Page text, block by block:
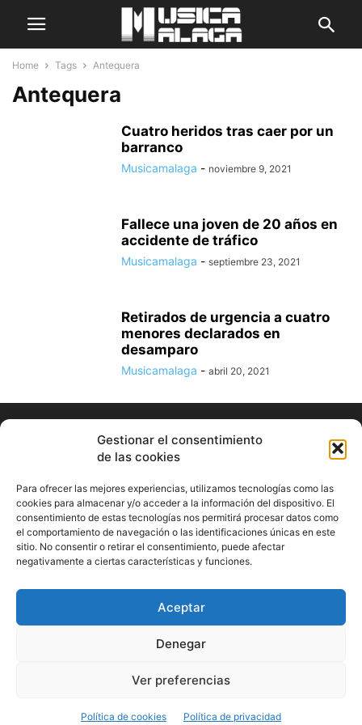
Gestionar el consentimiento
de las cookies
Para ofrecer las mejores experiencias, utilizamos tecnologías como las
cookies para almacenar y/o acceder a la información del dispositivo. El
consentimiento de estas tecnologías nos permitirá procesar datos como
el comportamiento de navegación o las identificaciones únicas en este
sitio. No consentir o retirar el consentimiento, puede afectar
negativamente a ciertas características y funciones.
Aceptar
Denegar
Ver preferencias
Política de cookies Política de privacidad
Home Tags Antequera
Antequera
Cuatro heridos tras caer por un
barranco
Musicamalaga - noviembre 9, 2021
Fallece una joven de 20 años en
accidente de tráfico
Musicamalaga - septiembre 23, 2021
Retirados de urgencia a cuatro
menores declarados en
desamparo
Musicamalaga - abril 20, 2021
ABOUT US
Información Cultural de Málaga y otros de interés general
Contact us:musicamalaga55@gmail.com
FOLLOW US
© Musicamalaga